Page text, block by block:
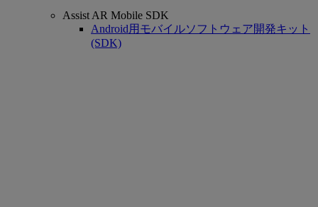
Assist AR Mobile SDK
Android用モバイルソフトウェア開発キット
(SDK)